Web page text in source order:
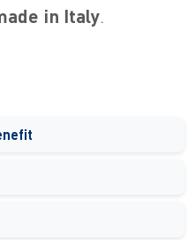
in Italy.